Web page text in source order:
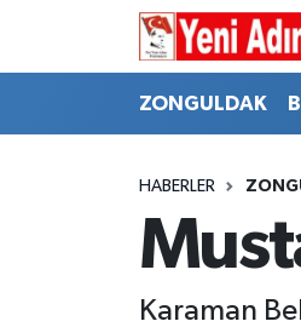
ZONGULDAK
HABERLER
Karaman
ZONGULDAK
ZONGULDAK
KARABÜK
Zonguldak Hava Durumu
Süper Lig Puan Durumu